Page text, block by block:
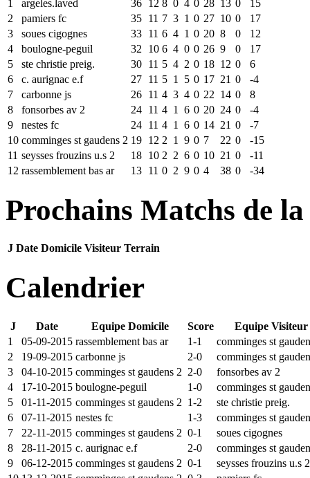
1
argeles.laved 36 12 8 0 4 0 28 13 0
15
2
pamiers fc 35 11 7 3 1 0 27 10 0
17
3
soues cigognes 33 11 6 4 1 0 20 8 0
12
4
boulogne-peguil 32 10 6 4 0 0 26 9 0
17
5
ste christie preig. 30 11 5 4 2 0 18 12 0
6
6
c. aurignac e.f 27 11 5 1 5 0 17 21 0
-4
7
carbonne js 26 11 4 3 4 0 22 14 0
8
8
fonsorbes av 2 24 11 4 1 6 0 20 24 0
-4
9
nestes fc 24 11 4 1 6 0 14 21 0
-7
10 comminges st gaudens 2 19 12 2 1 9 0 7 22 0
-15
11 seysses frouzins u.s 2 18 10 2 2 6 0 10 21 0
-11
12 rassemblement bas ar 13 11 0 2 9 0 4 38 0 -34
Prochains Matchs de
J Date Domicile Visiteur Terrain
Calendrier
J Date Equipe Domicile Score
Equipe Visiteur
1
05-09-2015 rassemblement bas ar 1-1
comminges st
2
19-09-2015 carbonne js 2-0
comminges st
3
04-10-2015 comminges st gaudens 2 2-0
fonsorbes av 2
4
17-10-2015 boulogne-peguil 1-0
comminges st
5
01-11-2015 comminges st gaudens 2 1-2
ste christie preig.
6
07-11-2015 nestes fc 1-3
comminges st
7
22-11-2015 comminges st gaudens 2 0-1
soues cigognes
8
28-11-2015 c. aurignac e.f 2-0
comminges st
9
06-12-2015 comminges st gaudens 2 0-1
seysses frouzins u.s